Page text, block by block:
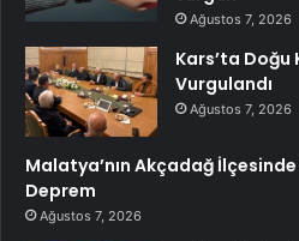
Ağustos 7, 2026
Kars’ta Doğu
Vurgulandı
Ağustos 7, 2026
Malatya’nın Akçadağ
Deprem
Ağustos 7, 2026